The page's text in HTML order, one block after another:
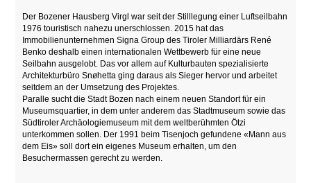
Der Bozener Hausberg Virgl war seit der Stilllegung einer Luftseilbahn
1976 touristisch nahezu unerschlossen. 2015 hat das
Immobilienunternehmen Signa Group des Tiroler Milliardärs René
Benko deshalb einen internationalen Wettbewerb für eine neue
Seilbahn ausgelobt. Das vor allem auf Kulturbauten spezialisierte
Architekturbüro Snøhetta ging daraus als Sieger hervor und arbeitet
seitdem an der Umsetzung des Projektes.
Paralle sucht die Stadt Bozen nach einem neuen Standort für ein
Museumsquartier, in dem unter anderem das Stadtmuseum sowie das
Südtiroler Archäologiemuseum mit dem weltberühmten Ötzi
unterkommen sollen. Der 1991 beim Tisenjoch gefundene «Mann aus
dem Eis» soll dort ein eigenes Museum erhalten, um den
Besuchermassen gerecht zu werden.